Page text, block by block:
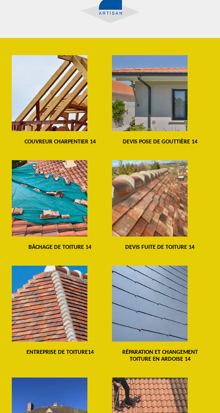
COUVREUR CHARPENTIER 14 DEVIS POSE DE GOUTTIÈRE 14
BÂCHAGE DE TOITURE 14 DEVIS FUITE DE TOITURE 14
ENTREPRISE DE TOITURE14
RÉPARATION ET CHANGEMENT
TOITURE EN ARDOISE 14